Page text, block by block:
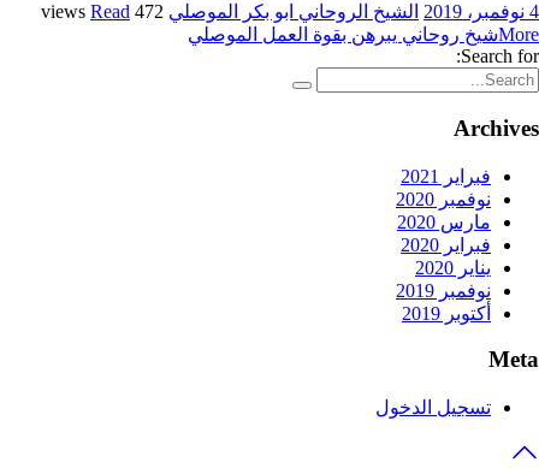
4 نوفمبر، 2019 الشيخ الروحاني ابو بكر الموصلي 472 views
Read
Moreشيخ روحاني يبرهن بقوة العمل الموصلي
Search for:
Archives
فبراير 2021
نوفمبر 2020
مارس 2020
فبراير 2020
يناير 2020
نوفمبر 2019
أكتوبر 2019
Meta
تسجيل الدخول